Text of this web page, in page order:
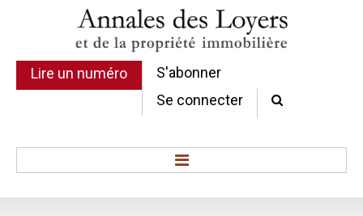
Lire un numéro
S'abonner
Se connecter